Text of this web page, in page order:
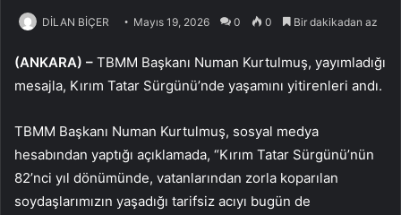
DİLAN BİÇER Mayıs 19, 2026 0 0 Bir dakikadan az
(ANKARA) – TBMM Başkanı Numan Kurtulmuş, yayımladığı
mesajla, Kırım Tatar Sürgünü’nde yaşamını yitirenleri andı.
TBMM Başkanı Numan Kurtulmuş, sosyal medya
hesabından yaptığı açıklamada, “Kırım Tatar Sürgünü’nün
82’nci yıl dönümünde, vatanlarından zorla koparılan
soydaşlarımızın yaşadığı tarifsiz acıyı bugün de